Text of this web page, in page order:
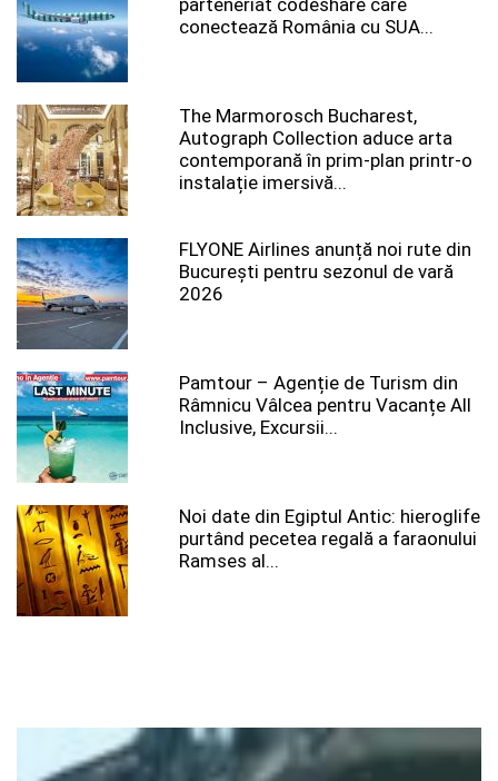
parteneriat codeshare care
conectează România cu SUA...
The Marmorosch Bucharest,
Autograph Collection aduce arta
contemporană în prim-plan printr-o
instalație imersivă...
FLYONE Airlines anunță noi rute din
București pentru sezonul de vară
2026
Pamtour – Agenție de Turism din
Râmnicu Vâlcea pentru Vacanțe All
Inclusive, Excursii...
Noi date din Egiptul Antic: hieroglife
purtând pecetea regală a faraonului
Ramses al...